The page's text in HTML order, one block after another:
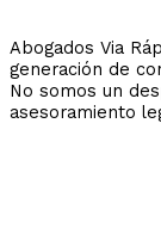
Abogados Via
generación de
No somos un
asesoramiento